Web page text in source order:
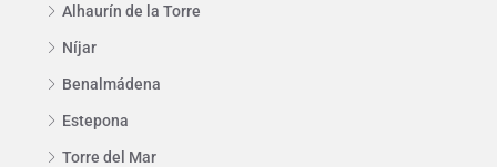
Alhaurín de la Torre
Níjar
Benalmádena
Estepona
Torre del Mar